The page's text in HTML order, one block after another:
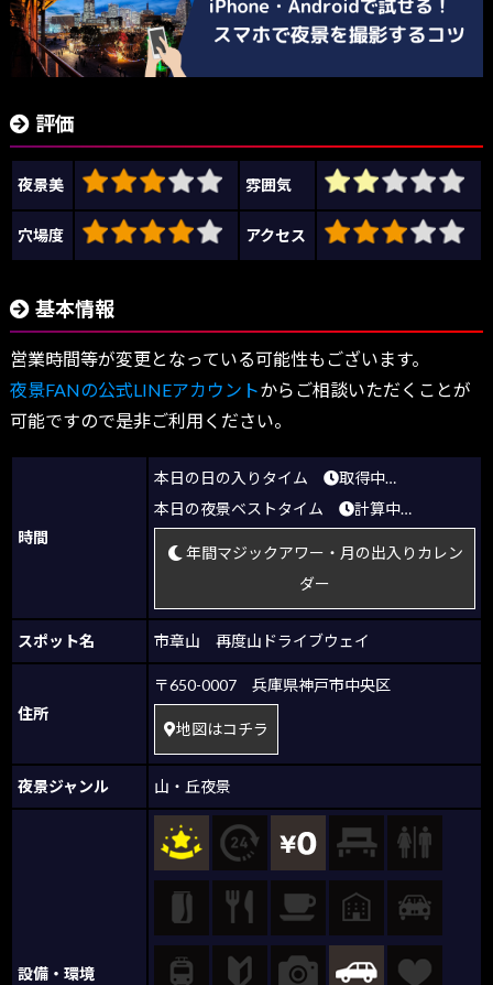
評価
夜景美 雰囲気
穴場度 アクセス
基本情報
営業時間等が変更となっている可能性もございます。
夜景FANの公式LINEアカウントからご相談いただくことが
可能ですので是非ご利用ください。
時間
本日の日の入りタイム
取得中…
本日の夜景ベストタイム
計算中…
年間マジックアワー・月の出入りカレン
ダー
スポット名 市章山 再度山ドライブウェイ
住所
〒650-0007 兵庫県神戸市中央区
地図はコチラ
夜景ジャンル 山・丘夜景
設備・環境